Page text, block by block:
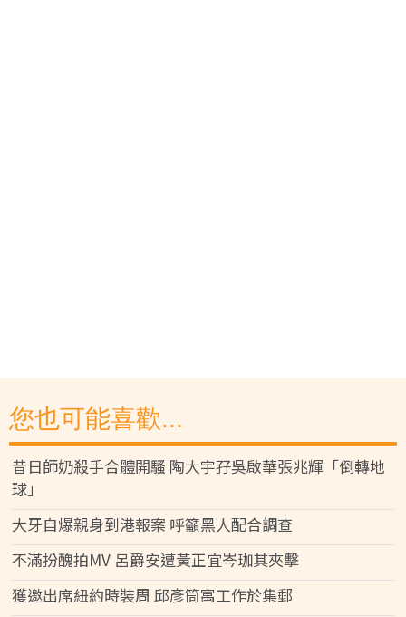
您也可能喜歡...
昔日師奶殺手合體開騷 陶大宇孖吳啟華張兆輝「倒轉地
球」
大牙自爆親身到港報案 呼籲黑人配合調查
不滿扮醜拍MV 呂爵安遭黃正宜岑珈其夾擊
獲邀出席紐約時裝周 邱彥筒寓工作於集郵